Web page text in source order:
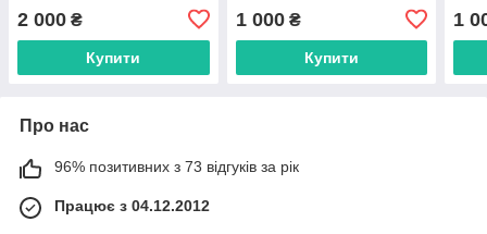
2 000 ₴
Купити
1 000₴
Купити
1
Про нас
96% позитивних з 73 відгуків за рік
Працює з 04.12.2012